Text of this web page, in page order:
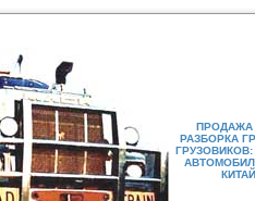
ПРОДАЖА
РАЗБОРКА